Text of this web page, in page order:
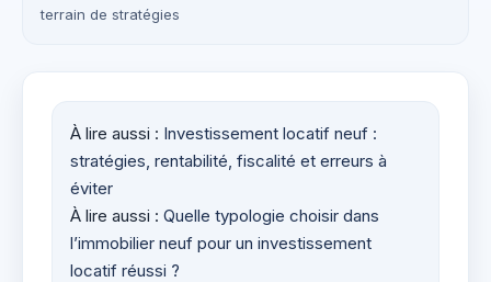
terrain de stratégies
À lire aussi : Investissement locatif neuf :
stratégies, rentabilité, fiscalité et erreurs à
éviter
À lire aussi : Quelle typologie choisir dans
l’immobilier neuf pour un investissement
locatif réussi ?